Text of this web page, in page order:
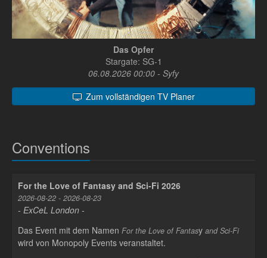
Das Opfer
Stargate: SG-1
06.08.2026 00:00 - Syfy
Zum vollständigen TV Planer
Conventions
For the Love of Fantasy and Sci-Fi 2026
2026-08-22 - 2026-08-23
- ExCeL London -
Das Event mit dem Namen For the Love of Fantasy and Sci-Fi
wird von Monopoly Events veranstaltet.